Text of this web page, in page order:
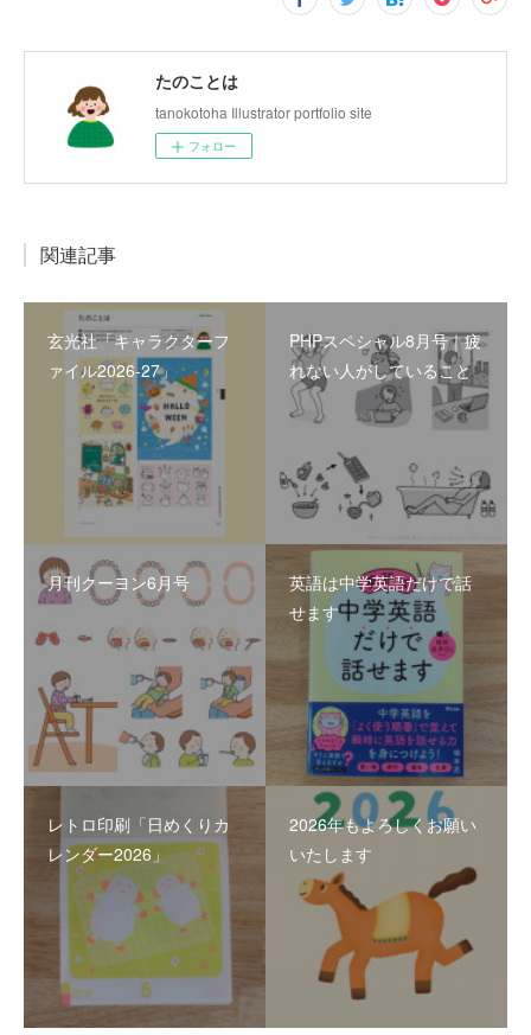
たのことは
tanokotoha Illustrator portfolio site
フォロー
関連記事
玄光社「キャラクターフ
ァイル2026-27」
PHPスペシャル8月号｜疲
れない人がしていること
月刊クーヨン6月号
英語は中学英語だけで話
せます
レトロ印刷「日めくりカ
レンダー2026」
2026年もよろしくお願い
いたします